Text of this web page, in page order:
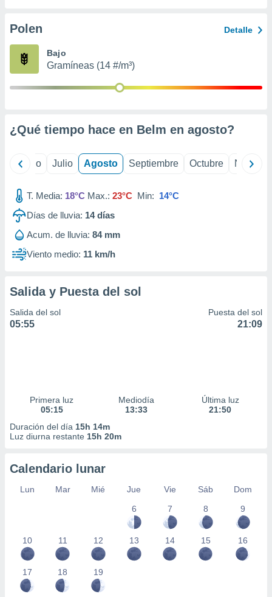
e
mediante
publicidad
publicidad
1199
Polen Detalle
Bajo
Gramíneas (14 #/m³)
¿Qué tiempo hace en Belm en agosto?
Junio Julio Agosto Septiembre Octubre
T. Media: 18°C Max.: 23°C Min: 14°C
Días de lluvia: 14días
Acum. de lluvia: 84 mm
Viento medio: 11 km/h
Salida y Puesta del sol
Salida del sol
05:55
Puesta del sol
21:09
Primera luz
05:15
Mediodía
13:33
Última luz
21:50
Duración del día 15h 14m
Luz diurna restante 15h 20m
Calendario lunar
Lun Mar Mié Jue Vie Sáb
Dom
6
7 8 9
10 11 12 13 14 15 16
17 18 19